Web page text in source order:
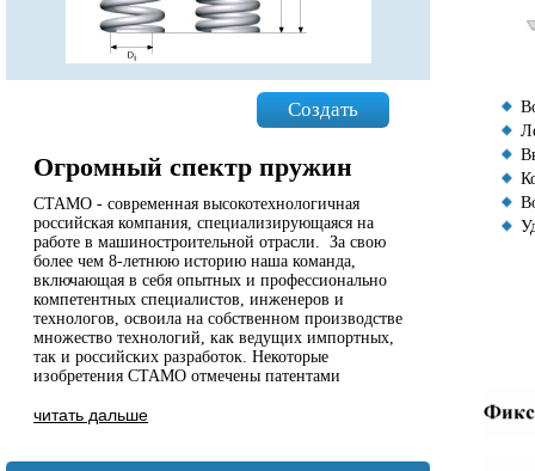
Создать
Огромный спектр пружин
СТАМО - современная высокотехнологичная
российская компания, специализирующаяся на
работе в машиностроительной отрасли. За свою
более чем 8-летнюю историю наша команда,
включающая в себя опытных и профессионально
компетентных специалистов, инженеров и
технологов, освоила на собственном производстве
множество технологий, как ведущих импортных,
так и российских разработок. Некоторые
изобретения СТАМО отмечены патентами
читать дальше